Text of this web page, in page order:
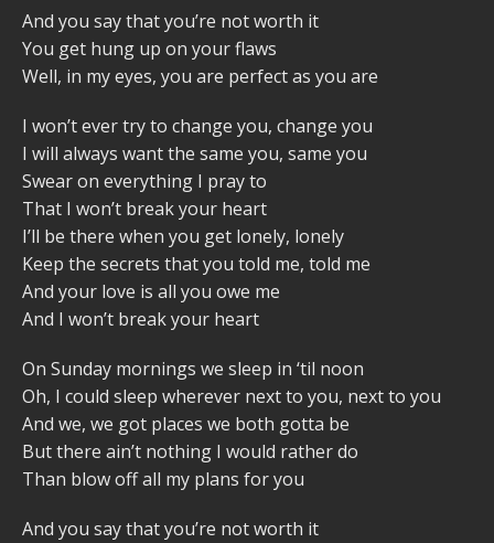
And you say that you’re not worth it
You get hung up on your flaws
Well, in my eyes, you are perfect as you are
I won’t ever try to change you, change you
I will always want the same you, same you
Swear on everything I pray to
That I won’t break your heart
I’ll be there when you get lonely, lonely
Keep the secrets that you told me, told me
And your love is all you owe me
And I won’t break your heart
On Sunday mornings we sleep in ‘til noon
Oh, I could sleep wherever next to you, next to you
And we, we got places we both gotta be
But there ain’t nothing I would rather do
Than blow off all my plans for you
And you say that you’re not worth it